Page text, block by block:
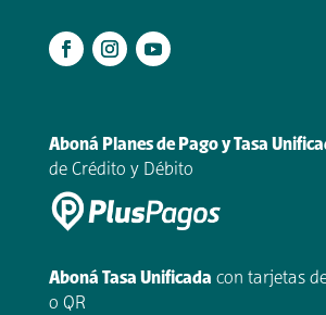
Aboná Planes de Pago y Tasa
de Crédito y Débito
Aboná Tasa Unificada con tarjetas
o QR